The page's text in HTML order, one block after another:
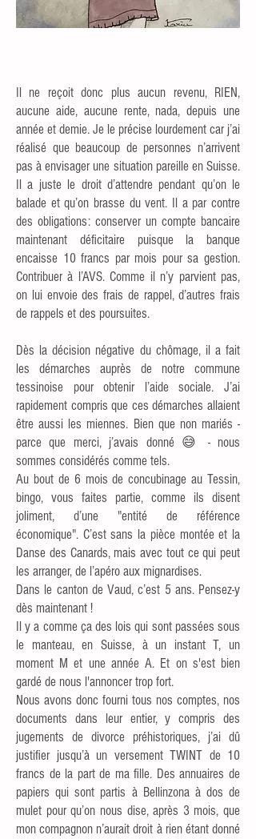
Il ne reçoit donc plus aucun revenu, RIEN,
aucune aide, aucune rente, nada, depuis une
année et demie. Je le précise lourdement car j’ai
réalisé que beaucoup de personnes n’arrivent
pas à envisager une situation pareille en Suisse.
Il a juste le droit d’attendre pendant qu’on le
balade et qu’on brasse du vent. Il a par contre
des obligations: conserver un compte bancaire
maintenant déficitaire puisque la banque
encaisse 10 francs par mois pour sa gestion.
Contribuer à l’AVS. Comme il n’y parvient pas,
on lui envoie des frais de rappel, d’autres frais
de rappels et des poursuites.
Dès la décision négative du chômage, il a fait
les démarches auprès de notre commune
tessinoise pour obtenir l’aide sociale. J’ai
rapidement compris que ces démarches allaient
être aussi les miennes. Bien que non mariés -
parce que merci, j’avais donné 😅 - nous
sommes considérés comme tels.
Au bout de 6 mois de concubinage au Tessin,
bingo, vous faites partie, comme ils disent
joliment, d’une "entité de référence
économique". C’est sans la pièce montée et la
Danse des Canards, mais avec tout ce qui peut
les arranger, de l’apéro aux mignardises.
Dans le canton de Vaud, c’est 5 ans. Pensez-y
dès maintenant !
Il y a comme ça des lois qui sont passées sous
le manteau, en Suisse, à un instant T, un
moment M et une année A. Et on s'est bien
gardé de nous l'annoncer trop fort.
Nous avons donc fourni tous nos comptes, nos
documents dans leur entier, y compris des
jugements de divorce préhistoriques, j’ai dû
justifier jusqu’à un versement TWINT de 10
francs de la part de ma fille. Des annuaires de
papiers qui sont partis à Bellinzona à dos de
mulet pour qu’on nous dise, après 3 mois, que
mon compagnon n’aurait droit à rien étant donné